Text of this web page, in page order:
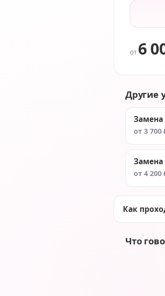
от 6
Другие
Замена
от 3 700
Замена
от 4 200
Как
Что